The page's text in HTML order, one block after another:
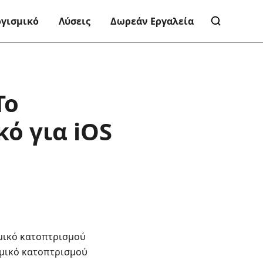
Λύσεις Δωρεάν Εργαλεία
για iOS
κατοπτρισμού
κατοπτρισμού